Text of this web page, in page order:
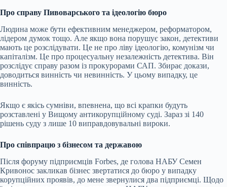
Про справу Пивоварського та ідеологію бюро
Людина може бути ефективним менеджером, реформатором,
лідером думок тощо. Але якщо вона порушує закон, детективи
мають це розслідувати. Це не про ліву ідеологію, комунізм чи
капіталізм. Це про процесуальну незалежність детектива. Він
розслідує справу разом із прокурорами САП. Збирає докази,
доводиться винність чи невинність. Уцьому випадку, це
винність.
Якщо є якісь сумніви, впевнена, що всі крапки будуть
розставлені у Вищому антикорупційному суді. Зараз зі 140
рішень суду з лише 10 виправдовувальні вироки.
Про співпрацю з бізнесом та державою
Після форуму підприємців Forbes, де голова НАБУ Семен
Кривонос закликав бізнес звертатися до бюро у випадку
корупційних проявів, до мене звернулися два підприємці. Щодо